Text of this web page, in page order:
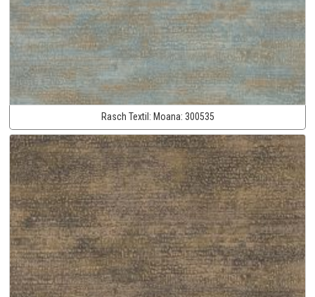
Rasch Textil: Moana: 300535